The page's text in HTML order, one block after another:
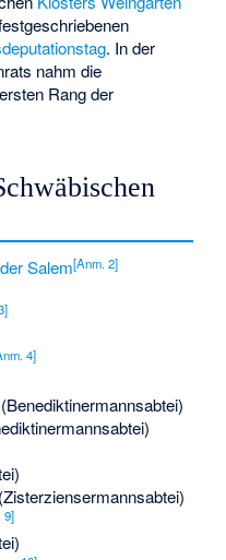
. In der
nahm die
Rang der
Salem[Anm. 2]
]
4]
9]